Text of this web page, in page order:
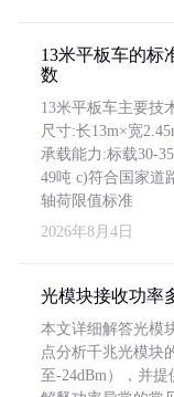
13米平板车的标
数
13米平板车主要技
尺寸:长13m×宽
承载能力:标载30-
49吨 c)符合国家道
轴荷限值标准
2026年8月4日
光模块接收功率
本文详细解答光模
点分析千兆光模块
至-24dBm），并